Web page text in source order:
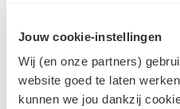
Jouw cookie-instellingen
Wij (en onze partners)
website goed te laten
kunnen we jou dankzij